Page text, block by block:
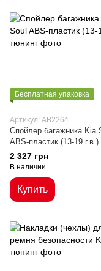
Бесплатная упаковка
Артикул: AB2264
Спойлер багажника Kia
ABS-пластик (13-19 г.в.)
2 327 грн
В наличии
Купить